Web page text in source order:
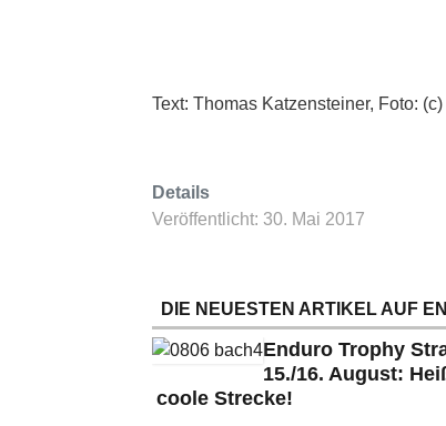
Text: Thomas Katzensteiner, Foto:
Details
Veröffentlicht: 30. Mai 2017
DIE NEUESTEN ARTIKEL AUF
Enduro Trophy
15./16. August:
coole Strecke!